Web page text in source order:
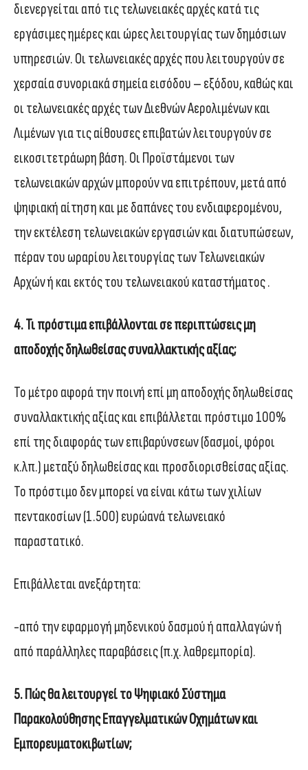
διενεργείται από τις τελωνειακές αρχές κατά τις
εργάσιμες ημέρες και ώρες λειτουργίας των δημόσιων
υπηρεσιών. Οι τελωνειακές αρχές που λειτουργούν σε
χερσαία συνοριακά σημεία εισόδου – εξόδου, καθώς και
οι τελωνειακές αρχές των Διεθνών Αερολιμένων και
Λιμένων για τις αίθουσες επιβατών λειτουργούν σε
εικοσιτετράωρη βάση. Οι Προϊστάμενοι των
τελωνειακών αρχών μπορούν να επιτρέπουν, μετά από
ψηφιακή αίτηση και με δαπάνες του ενδιαφερομένου,
την εκτέλεση τελωνειακών εργασιών και διατυπώσεων,
πέραν του ωραρίου λειτουργίας των Τελωνειακών
Αρχών ή και εκτός του τελωνειακού καταστήματος .
4. Τι πρόστιμα επιβάλλονται σε περιπτώσεις μη
αποδοχής δηλωθείσας συναλλακτικής αξίας;
Το μέτρο αφορά την ποινή επί μη αποδοχής δηλωθείσας
συναλλακτικής αξίας και επιβάλλεται πρόστιμο 100%
επί της διαφοράς των επιβαρύνσεων (δασμοί, φόροι
κ.λπ.) μεταξύ δηλωθείσας και προσδιορισθείσας αξίας.
Το πρόστιμο δεν μπορεί να είναι κάτω των χιλίων
πεντακοσίων (1.500) ευρώανά τελωνειακό
παραστατικό.
Επιβάλλεται ανεξάρτητα:
-από την εφαρμογή μηδενικού δασμού ή απαλλαγών ή
από παράλληλες παραβάσεις (π.χ. λαθρεμπορία).
5. Πώς θα λειτουργεί το Ψηφιακό Σύστημα
Παρακολούθησης Επαγγελματικών Οχημάτων και
Εμπορευματοκιβωτίων;